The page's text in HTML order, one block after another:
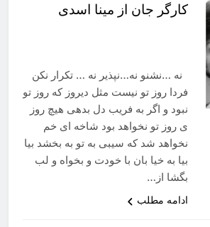
کارگر جان از مینا اسدی
نه …نشنو نه…نپذیر نه … تکرار نکن
فردا روز تو نیست مثل دیروز که روز تو
نبود و اگر به فریب دل بدهی هیچ روز
ی روز تو نخواهد بود شاخه ای خم
نخواهد شد که سیبی به تو به بخشد بیا
بیا به خیا بان با خودت و بخواه و لب
بگشا از…
ادامه مطلب